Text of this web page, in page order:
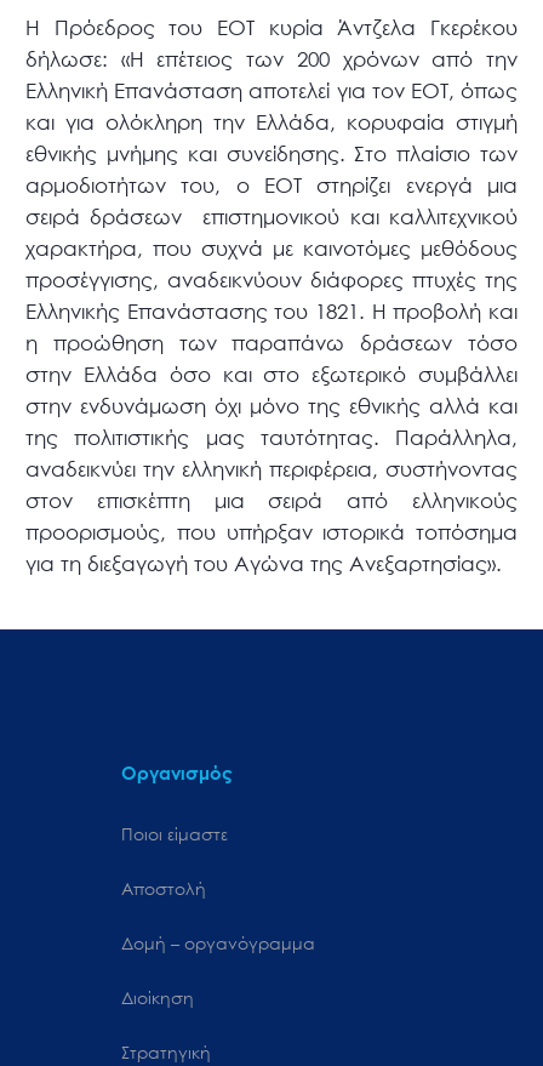
Η Πρόεδρος του ΕΟΤ κυρία Άντζελα Γκερέκου
δήλωσε: «Η επέτειος των 200 χρόνων από την
Ελληνική Επανάσταση αποτελεί για τον ΕΟΤ, όπως
και για ολόκληρη την Ελλάδα, κορυφαία στιγμή
εθνικής μνήμης και συνείδησης. Στο πλαίσιο των
αρμοδιοτήτων του, ο ΕΟΤ στηρίζει ενεργά μια
σειρά δράσεων επιστημονικού και καλλιτεχνικού
χαρακτήρα, που συχνά με καινοτόμες μεθόδους
προσέγγισης, αναδεικνύουν διάφορες πτυχές της
Ελληνικής Επανάστασης του 1821. Η προβολή και
η προώθηση των παραπάνω δράσεων τόσο
στην Ελλάδα όσο και στο εξωτερικό συμβάλλει
στην ενδυνάμωση όχι μόνο της εθνικής αλλά και
της πολιτιστικής μας ταυτότητας. Παράλληλα,
αναδεικνύει την ελληνική περιφέρεια, συστήνοντας
στον επισκέπτη μια σειρά από ελληνικούς
προορισμούς, που υπήρξαν ιστορικά τοπόσημα
για τη διεξαγωγή του Αγώνα της Ανεξαρτησίας».
Οργανισμός
Ποιοι είμαστε
Αποστολή
Δομή – οργανόγραμμα
Διοίκηση
Στρατηγική